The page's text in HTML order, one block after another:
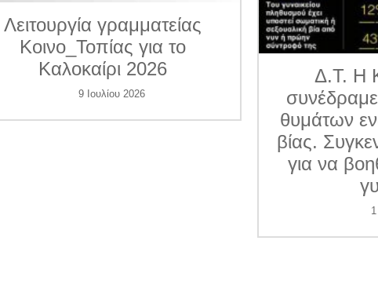
Λειτουργία γραμματείας
Κοινο_Τοπίας για το
Καλοκαίρι 2026
9 Ιουλίου 2026
Δ.Τ. Η
συνέδραμε
θυμάτων
βίας.
για να
1